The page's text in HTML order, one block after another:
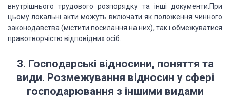
внутрішнього трудового розпорядку та інші документи.При
цьому локальні акти можуть включати як положення чинного
законодавства (містити посилання на них), так і обмежуватися
правотворчістю відповідних осіб.
3. Господарські відносини, поняття та
види. Розмежування відносин у сфері
господарювання з іншими видами